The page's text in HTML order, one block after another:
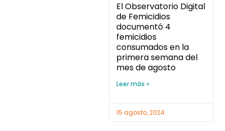
El Observatorio Digital
de Femicidios
documentó 4
femicidios
consumados en la
primera semana del
mes de agosto
Leer más »
15 agosto, 2024